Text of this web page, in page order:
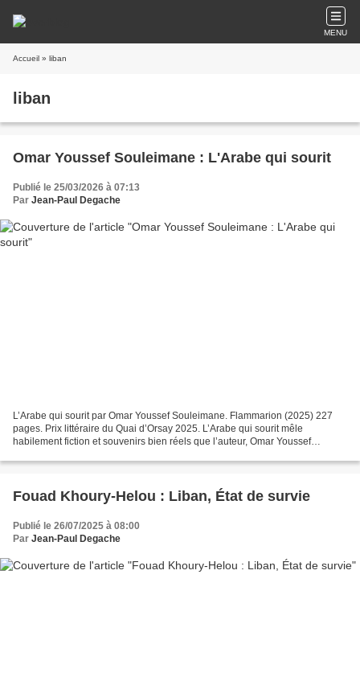
MENU
Accueil » liban
liban
Omar Youssef Souleimane : L'Arabe qui sourit
Publié le 25/03/2026 à 07:13
Par Jean-Paul Degache
L’Arabe qui sourit par Omar Youssef Souleimane. Flammarion (2025) 227
pages. Prix littéraire du Quai d’Orsay 2025. L’Arabe qui sourit mêle
habilement fiction et souvenirs bien réels que l’auteur, Omar Youssef
Fouad Khoury-Helou : Liban, État de survie
Publié le 26/07/2025 à 08:00
Par Jean-Paul Degache